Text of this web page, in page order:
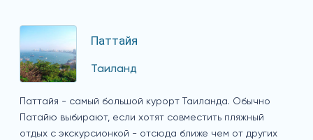
Паттайя
Таиланд
Паттайя - самый большой курорт Таиланда. Обычно
Патайю выбирают, если хотят совместить пляжный
отдых с экскурсионкой - отсюда ближе чем от других